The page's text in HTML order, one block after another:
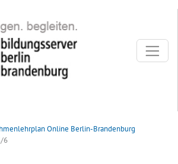
BrandenburgOnline Berlin-Brandenburg
6